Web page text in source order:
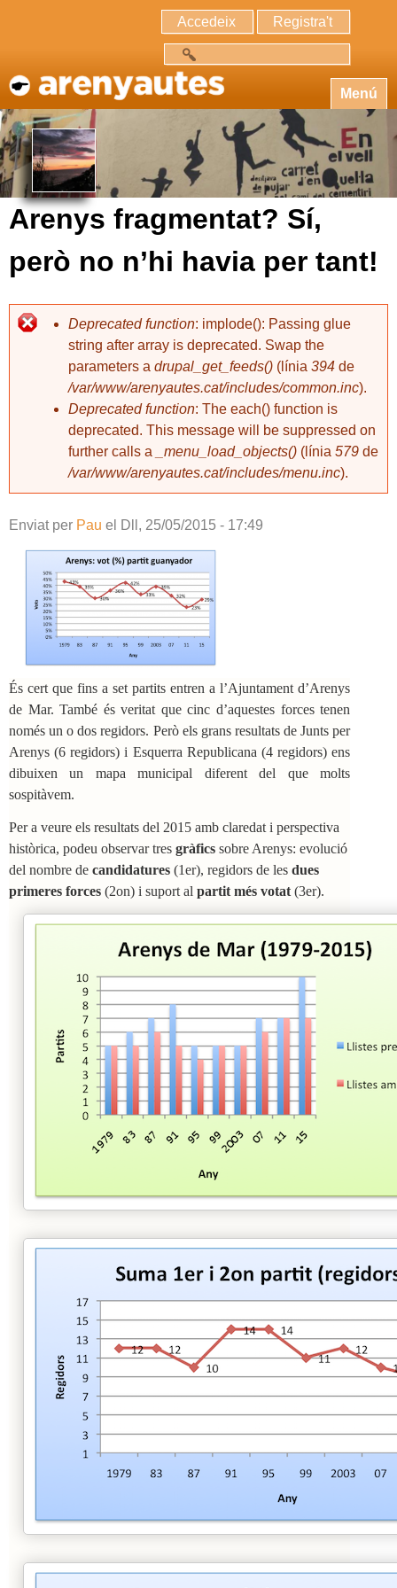
Accedeix Registra't
Menú
Arenys fragmentat? Sí,
però no n’hi havia per tant!
Deprecated function: implode(): Passing glue
string after array is deprecated. Swap the
parameters a drupal_get_feeds() (línia 394 de
/var/www/arenyautes.cat/includes/common.inc).
Deprecated function: The each() function is
deprecated. This message will be suppressed on
further calls a
_menu_load_objects() (línia 579 de
/var/www/arenyautes.cat/includes/menu.inc).
Enviat per Pau el Dll, 25/05/2015 - 17:49
És cert que fins a set partits entren a l’Ajuntament d’Arenys
de Mar. També és veritat que cinc d’aquestes forces tenen
només un o dos regidors. Però els grans resultats de Junts per
Arenys (6 regidors) i Esquerra Republicana (4 regidors) ens
dibuixen un mapa municipal diferent del que molts
sospitàvem.
Per a veure els resultats del 2015 amb claredat i perspectiva
històrica, podeu observar tres gràfics sobre Arenys: evolució
del nombre de candidatures (1er), regidors de les dues
primeres forces (2on) i suport al partit més votat (3er).